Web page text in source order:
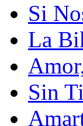
Si
La
Sin